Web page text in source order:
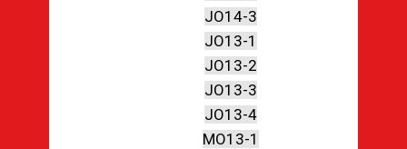
JO14-3
JO13-1
JO13-2
JO13-3
JO13-4
MO13-1